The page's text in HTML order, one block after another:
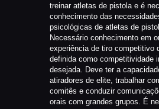
treinar atletas de pistola e é
conhecimento das
psicológicas de atletas de
Necessário conhecimento em
experiência de tiro competitivo
definida como competitividade
desejada. Deve ter a
atiradores de elite, trabalhar
comitês e conduzir
orais com grandes grupos. É